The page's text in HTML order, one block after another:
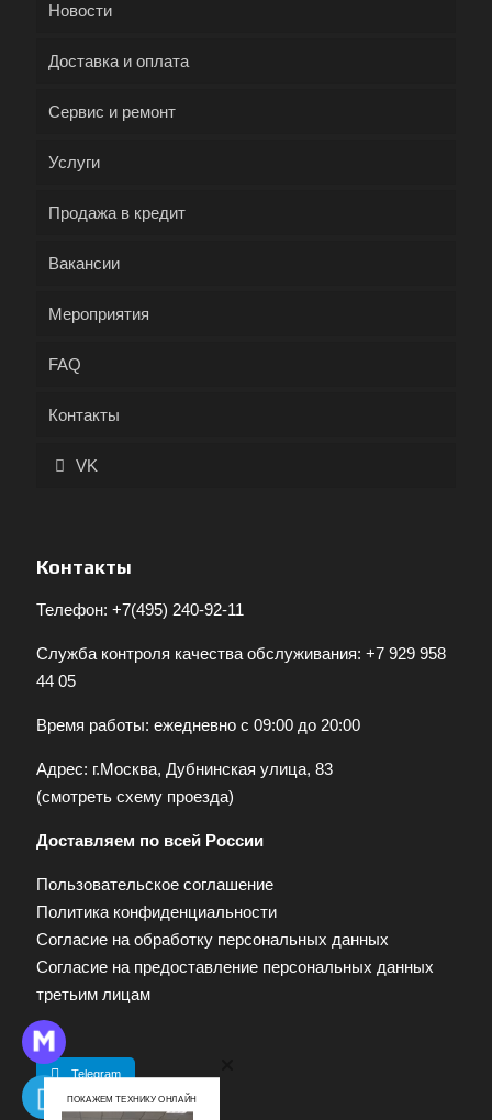
Новости
Доставка и оплата
Сервис и ремонт
Услуги
Продажа в кредит
Вакансии
Мероприятия
FAQ
Контакты
VK
Контакты
Телефон: +7(495) 240-92-11
Служба контроля качества обслуживания: +7 929 958
44 05
Время работы: ежедневно с 09:00 до 20:00
Адрес: г.Москва, Дубнинская улица, 83
(смотреть схему проезда)
Доставляем по всей России
Пользовательское соглашение
Политика конфиденциальности
Согласие на обработку персональных данных
Согласие на предоставление персональных данных
третьим лицам
Telegram
ПОКАЖЕМ ТЕХНИКУ ОНЛАЙН